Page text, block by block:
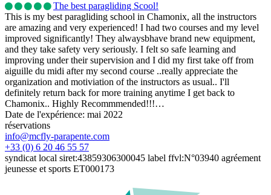
The best paragliding Scool!
This is my best paragliding school in Chamonix, all the instructors
are amazing and very experienced! I had two courses and my level
improved significantly! They alwaysbhave brand new equipment,
and they take safety very seriously. I felt so safe learning and
improving under their supervision and I did my first take off from
aiguille du midi after my second course ..really appreciate the
organization and motiviation of the instructors as usual.. I'll
definitely return back for more training anytime I get back to
Chamonix.. Highly Recommmended!!!…
Date de l'expérience: mai 2022
réservations
info@mcfly-parapente.com
+33 (0) 6 20 46 55 57
syndicat local siret:43859306300045 label ffvl:N°03940 agréement
jeunesse et sports ET000173